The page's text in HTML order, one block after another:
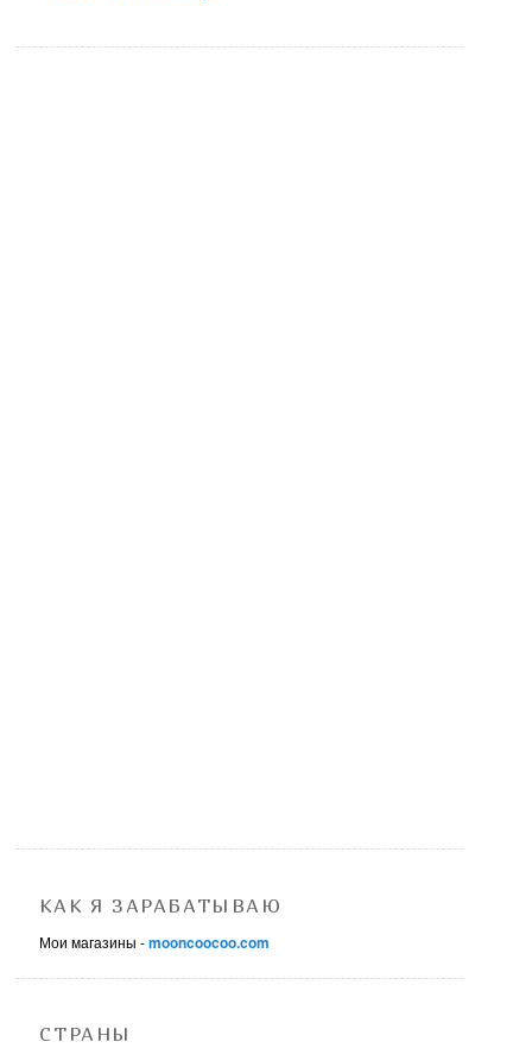
КАК Я ЗАРАБАТЫВАЮ
Мои магазины -mooncoocoo.com
СТРАНЫ